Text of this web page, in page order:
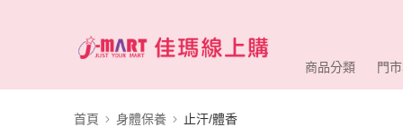
商品分類 門
首頁 身體保養 止汗/體香